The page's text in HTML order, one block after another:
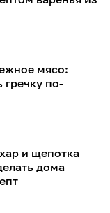
мясо:
гречку по-
и щепотка
дома